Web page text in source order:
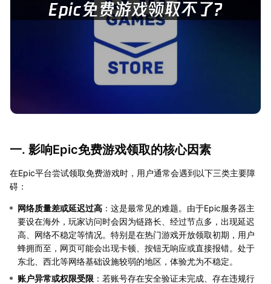
一. 影响Epic免费游戏领取的核心因素
在Epic平台尝试领取免费游戏时，用户通常会遇到以下三类主要障
碍：
网络质量差或延迟过高 ：这是最常见的难题。由于Epic服务器主
要设在海外，玩家访问时会因为链路长、经过节点多，出现延迟
高、网络不稳定等情况。特别是在热门游戏开放领取初期，用户
蜂拥而至，网页可能会出现卡顿、按钮无响应或直接报错。处于
东北、西北等网络基础设施较弱的地区，体验尤为不稳定。
账户异常或权限受限 ：若账号存在安全验证未完成、存在违规行